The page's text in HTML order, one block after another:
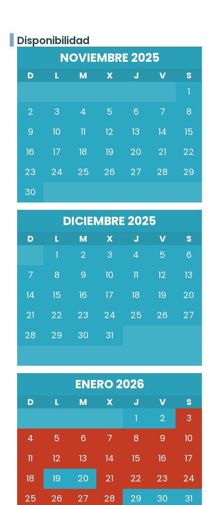
Disponibilidad
NOVIEMBRE 2025
D L M X J V
S
1
2
3 4 5 6 7
8
9
10 11 12 13 14
15
16
17 18 19 20 21
22
23
24 25 26 27 28
29
30
DICIEMBRE 2025
D L M X J V
S
1
2 3 4 5
6
7
8 9 10 11 12
13
14
15 16 17 18 19
20
21
22 23 24 25 26
27
28
29 30 31
ENERO 2026
D L M X J V
S
1
2
3
4
5 6 7 8 9
10
11
12 13 14 15 16
17
18
19 20 21 22 23
24
25
26 27 28 29 30 31